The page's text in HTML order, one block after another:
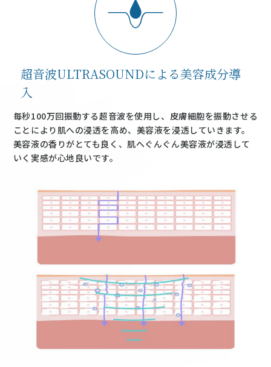
超音波ULTRASOUNDによる美容成分導
入
毎秒100万回振動する超音波を使用し、皮膚細胞を振動させる
ことにより肌への浸透を高め、美容液を浸透していきます。
美容液の香りがとても良く、肌へぐんぐん美容液が浸透して
いく実感が心地良いです。